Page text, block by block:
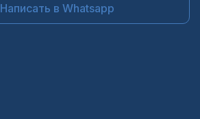
Написать в Whatsapp